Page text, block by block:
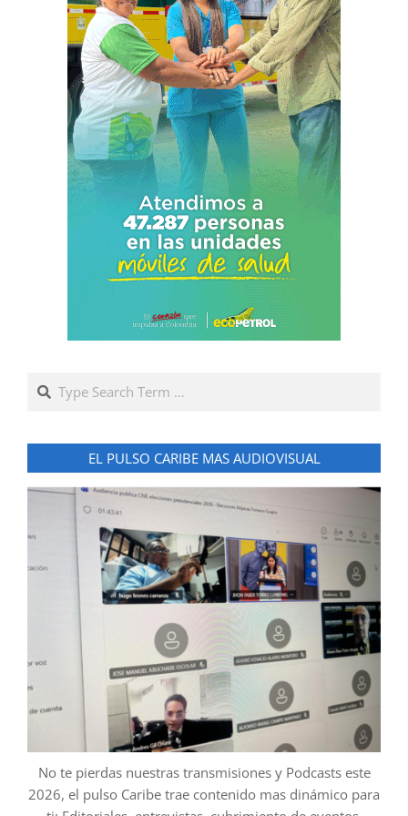
Search
EL PULSO CARIBE MAS AUDIOVISUAL
No te pierdas nuestras transmisiones y Podcasts este
2026, el pulso Caribe trae contenido mas dinámico para